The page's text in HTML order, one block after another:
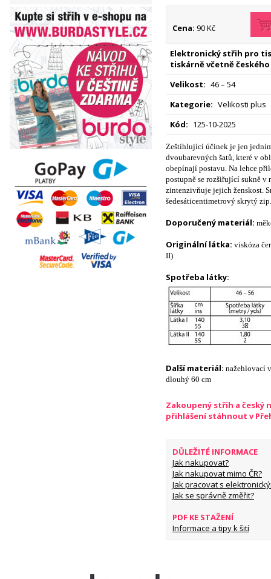
Cena: 90 Kč
Elektronický střih pro
tiskárně včetně českého
Velikost: 46 – 54
Kategorie: Velikosti plus
Kód: 125-10-2025
Zeštíhlující účinek je jen
dvoubarevných šatů, které v
obepínají postavu. Na lehce
postupně se rozšiřující sukně v
zintenzivňuje jejich ženskost.
šedesáticentimetrový skrytý zip.
Doporučený materiál:
Originální látka: viskóza
II)
Spotřeba látky:
Další materiál: nažehlovací
dlouhý 60 cm
Zakoupený střih a český
přihlášení stáhnout v
DŮLEŽITÉ INFORMACE
Jak nakupovat?
Jak nakupovat mimo ČR?
Jak pracovat s
Jak se správně změřit?
PDF KE STAŽENÍ
Informace a tipy k šití